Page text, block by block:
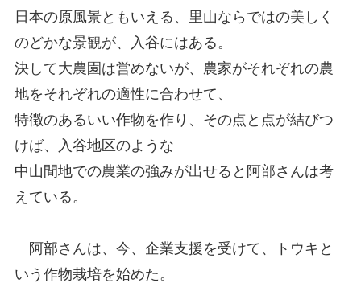
日本の原風景ともいえる、里山ならではの美しく
のどかな景観が、入谷にはある。
決して大農園は営めないが、農家がそれぞれの農
地をそれぞれの適性に合わせて、
特徴のあるいい作物を作り、その点と点が結びつ
けば、入谷地区のような
中山間地での農業の強みが出せると阿部さんは考
えている。
阿部さんは、今、企業支援を受けて、トウキと
いう作物栽培を始めた。